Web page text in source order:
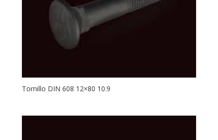
Tornillo DIN 608 12×80 10.9